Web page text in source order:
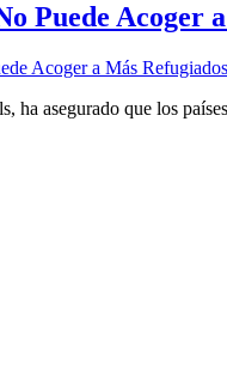
Puede Acoger
ha asegurado que los